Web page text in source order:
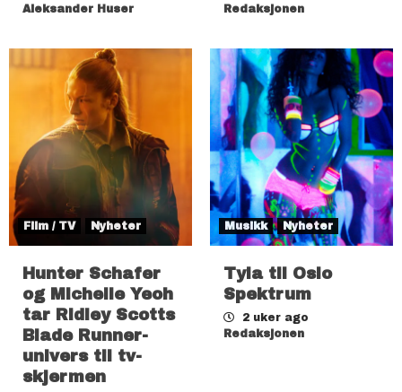
Aleksander Huser
Redaksjonen
Film / TV Nyheter
Hunter Schafer
og Michelle Yeoh
tar Ridley Scotts
Blade Runner-
univers til tv-
skjermen
Musikk Nyheter
Tyla til Oslo
Spektrum
2 uker ago
Redaksjonen